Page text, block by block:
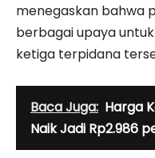
menegaskan bahwa
berbagai upaya
ketiga terpidana
Baca Juga: Harga
Naik Jadi Rp2.986